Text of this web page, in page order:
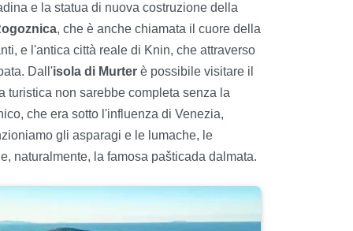
e la statua di nuova costruzione della
, che è anche chiamata il cuore della
e l'antica città reale di Knin, che attraverso
Dall'isola di Murter è possibile visitare il
turistica non sarebbe completa senza la
che era sotto l'influenza di Venezia,
gli asparagi e le lumache, le
naturalmente, la famosa pašticada dalmata.